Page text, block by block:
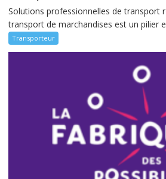
Solutions professionnelles de transport
transport de marchandises est un pilier
Transporteur